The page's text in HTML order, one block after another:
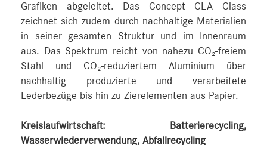
Grafiken abgeleitet. Das Concept CLA Class
zeichnet sich zudem durch nachhaltige Materialien
in seiner gesamten Struktur und im Innenraum
aus. Das Spektrum reicht von nahezu CO₂-freiem
Stahl und CO₂-reduziertem Aluminium über
nachhaltig produzierte und verarbeitete
Lederbezüge bis hin zu Zierelementen aus Papier.
Kreislaufwirtschaft: Batterierecycling,
Wasserwiederverwendung, Abfallrecycling